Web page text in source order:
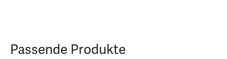
Passende Produkte